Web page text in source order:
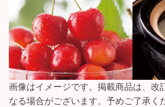
画像はイメージです。掲載商品は、改
なる場合がございます。予めご了承く